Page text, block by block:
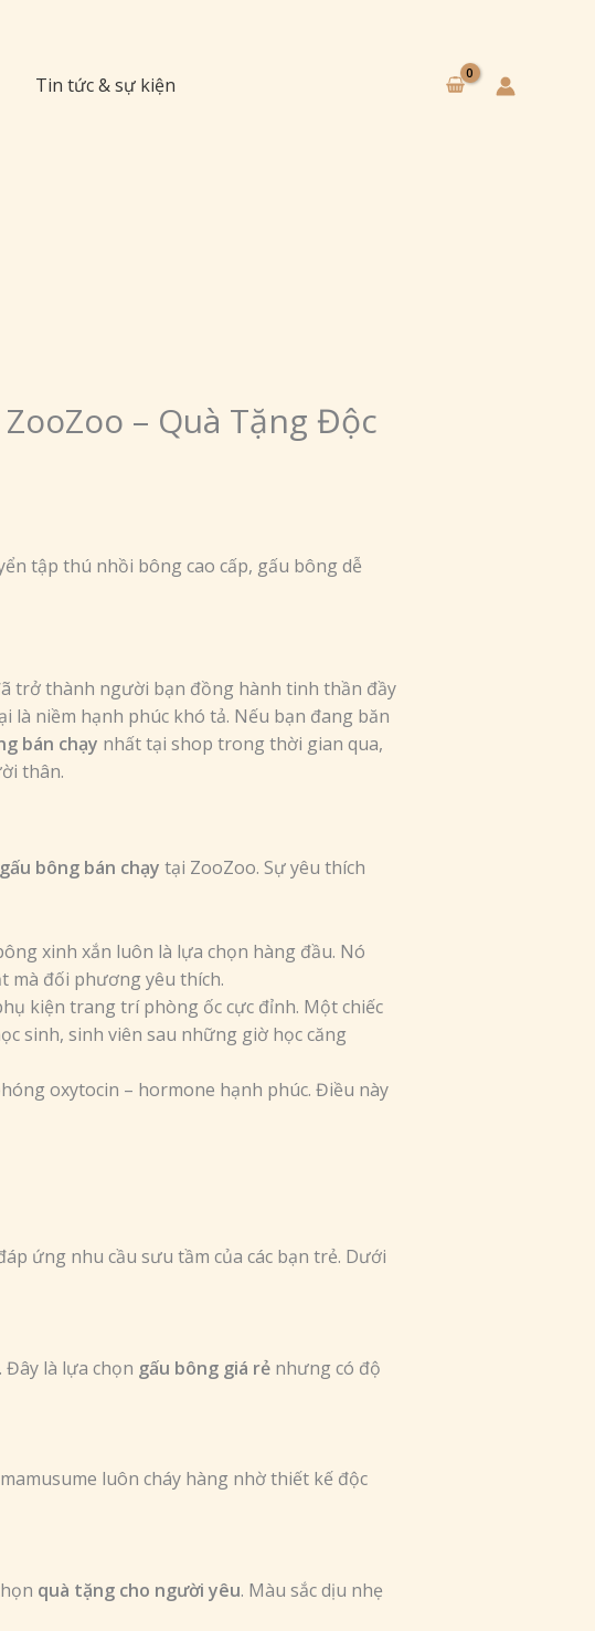
Tin tức & sự kiện
– Quà Tặng Độc
tập thú nhồi bông cao cấp, gấu bông dễ
trở thành người bạn đồng hành tinh thần đầy
là niềm hạnh phúc khó tả. Nếu bạn đang băn
bán chạy nhất tại shop trong thời gian qua,
thân.
bông bán chạy tại ZooZoo. Sự yêu thích
xinh xắn luôn là lựa chọn hàng đầu. Nó
mà đối phương yêu thích.
kiện trang trí phòng ốc cực đỉnh. Một chiếc
sinh, sinh viên sau những giờ học căng
oxytocin – hormone hạnh phúc. Điều này
ứng nhu cầu sưu tầm của các bạn trẻ. Dưới
Đây là lựa chọn gấu bông giá rẻnhưng có độ
luôn cháy hàng nhờ thiết kế độc
quà tặng cho người yêu. Màu sắc dịu nhẹ